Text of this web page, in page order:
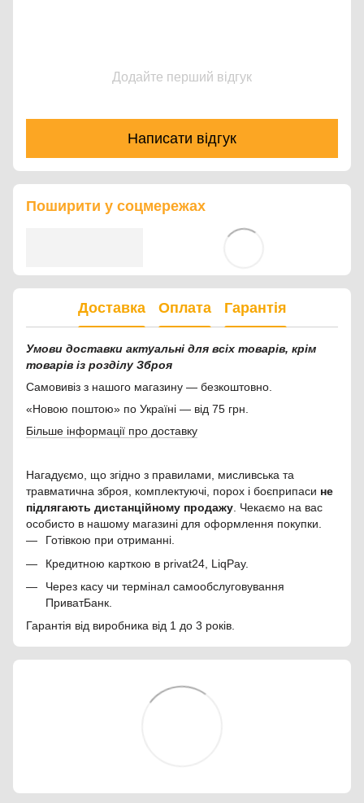
Додайте перший відгук
Написати відгук
Поширити у соцмережах
Доставка Оплата Гарантія
Умови доставки актуальні для всіх товарів, крім
товарів із розділу Зброя
Самовивіз з нашого магазину — безкоштовно.
«Новою поштою» по Україні — від 75 грн.
Більше інформації про доставку
Нагадуємо, що згідно з правилами, мисливська та
травматична зброя, комплектуючі, порох і боєприпаси не
підлягають дистанційному продажу . Чекаємо на вас
особисто в нашому магазині для оформлення покупки.
Готівкою при отриманні.
Кредитною карткою в privat24, LiqPay.
Через касу чи термінал самообслуговування
ПриватБанк.
Гарантія від виробника від 1 до 3 років.